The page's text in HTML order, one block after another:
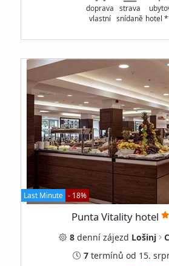
doprava
vlastní
strava
snídaně hotel
Last Minute - 18%
Punta Vitality hotel
8 denní zájezd Lošinj
7 termínů od 15.